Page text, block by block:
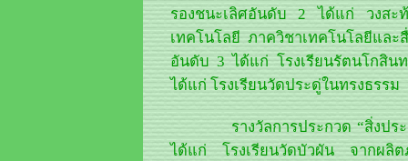
รองชนะเลิศอันดับ 2 ได้แก่ วงส
เทคโนโลยี ภาควิชาเทคโนโลยีแล
อันดับ 3 ได้แก่ โรงเรียนรัตนโกสิน
ได้แก่ โรงเรียนวัดประดู่ในทรงธรรม
รางวัลการประกวด “สิ่งประดิษ
ได้แก่ โรงเรียนวัดบัวผัน จากผลิ